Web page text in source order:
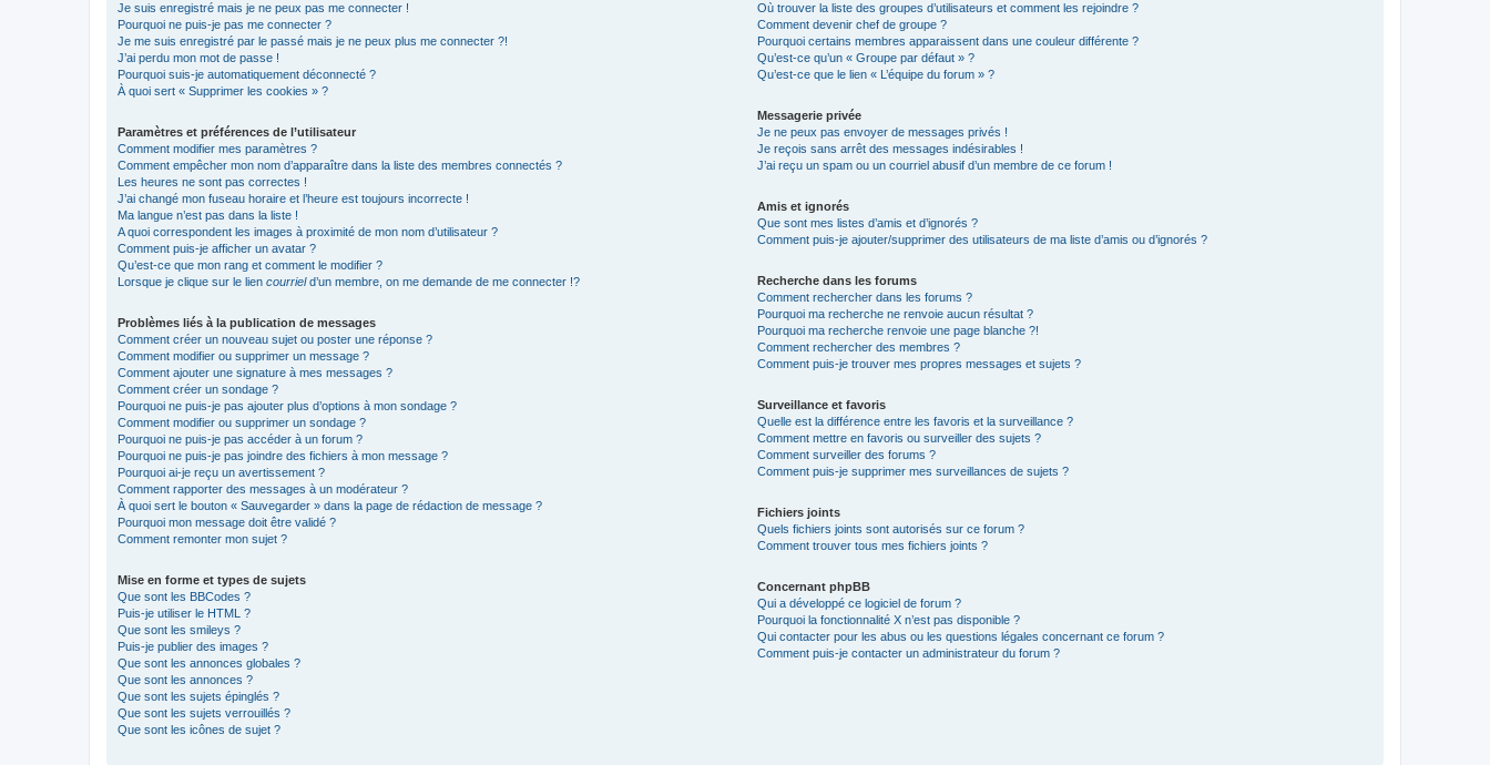
Je suis enregistré mais je ne peux pas me connecter !
Pourquoi ne puis-je pas me connecter ?
Je me suis enregistré par le passé mais je ne peux plus me connecter ?!
J’ai perdu mon mot de passe !
Pourquoi suis-je automatiquement déconnecté ?
À quoi sert « Supprimer les cookies » ?
Paramètres et préférences de l’utilisateur
Comment modifier mes paramètres ?
Comment empêcher mon nom d’apparaître dans la liste des membres connectés ?
Les heures ne sont pas correctes !
J’ai changé mon fuseau horaire et l’heure est toujours incorrecte !
Ma langue n’est pas dans la liste !
A quoi correspondent les images à proximité de mon nom d’utilisateur ?
Comment puis-je afficher un avatar ?
Qu’est-ce que mon rang et comment le modifier ?
Lorsque je clique sur le lien courrield’un membre, on me demande de me connecter !?
Problèmes liés à la publication de messages
Comment créer un nouveau sujet ou poster une réponse ?
Comment modifier ou supprimer un message ?
Comment ajouter une signature à mes messages ?
Comment créer un sondage ?
Pourquoi ne puis-je pas ajouter plus d’options à mon sondage ?
Comment modifier ou supprimer un sondage ?
Pourquoi ne puis-je pas accéder à un forum ?
Pourquoi ne puis-je pas joindre des fichiers à mon message ?
Pourquoi ai-je reçu un avertissement ?
Comment rapporter des messages à un modérateur ?
À quoi sert le bouton « Sauvegarder » dans la page de rédaction de message ?
Pourquoi mon message doit être validé ?
Comment remonter mon sujet ?
Mise en forme et types de sujets
Que sont les BBCodes ?
Puis-je utiliser le HTML ?
Que sont les smileys ?
Puis-je publier des images ?
Que sont les annonces globales ?
Que sont les annonces ?
Que sont les sujets épinglés ?
Que sont les sujets verrouillés ?
Que sont les icônes de sujet ?
Où trouver la liste des groupes d’utilisateurs et comment les rejoindre ?
Comment devenir chef de groupe ?
Pourquoi certains membres apparaissent dans une couleur différente ?
Qu’est-ce qu’un « Groupe par défaut » ?
Qu’est-ce que le lien « L’équipe du forum » ?
Messagerie privée
Je ne peux pas envoyer de messages privés !
Je reçois sans arrêt des messages indésirables !
J’ai reçu un spam ou un courriel abusif d’un membre de ce forum !
Amis et ignorés
Que sont mes listes d’amis et d’ignorés ?
Comment puis-je ajouter/supprimer des utilisateurs de ma liste d’amis ou d’ignorés ?
Recherche dans les forums
Comment rechercher dans les forums ?
Pourquoi ma recherche ne renvoie aucun résultat ?
Pourquoi ma recherche renvoie une page blanche ?!
Comment rechercher des membres ?
Comment puis-je trouver mes propres messages et sujets ?
Surveillance et favoris
Quelle est la différence entre les favoris et la surveillance ?
Comment mettre en favoris ou surveiller des sujets ?
Comment surveiller des forums ?
Comment puis-je supprimer mes surveillances de sujets ?
Fichiers joints
Quels fichiers joints sont autorisés sur ce forum ?
Comment trouver tous mes fichiers joints ?
Concernant phpBB
Qui a développé ce logiciel de forum ?
Pourquoi la fonctionnalité X n’est pas disponible ?
Qui contacter pour les abus ou les questions légales concernant ce forum ?
Comment puis-je contacter un administrateur du forum ?